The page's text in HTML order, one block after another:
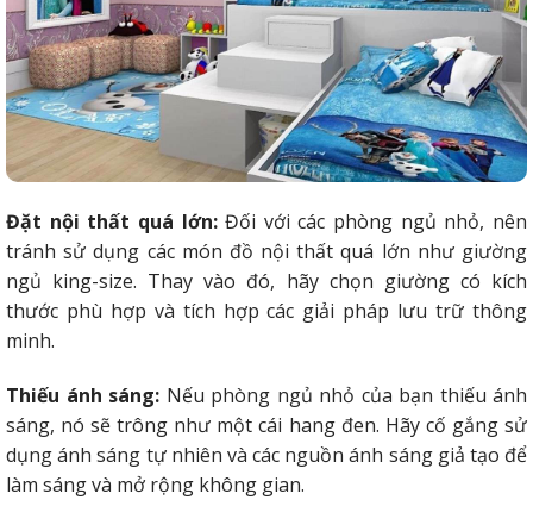
Đặt nội thất quá lớn:Đối với các phòng ngủ nhỏ, nên
tránh sử dụng các món đồ nội thất quá lớn như giường
ngủ king-size. Thay vào đó, hãy chọn giường có kích
thước phù hợp và tích hợp các giải pháp lưu trữ thông
minh.
Thiếu ánh sáng: Nếu phòng ngủ nhỏ của bạn thiếu ánh
sáng, nó sẽ trông như một cái hang đen. Hãy cố gắng sử
dụng ánh sáng tự nhiên và các nguồn ánh sáng giả tạo để
làm sáng và mở rộng không gian.